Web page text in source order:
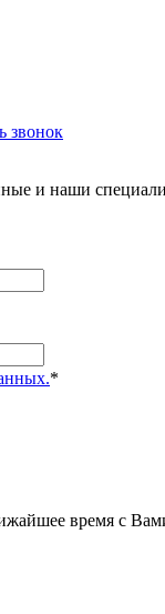
звонок
и наши
*
время с